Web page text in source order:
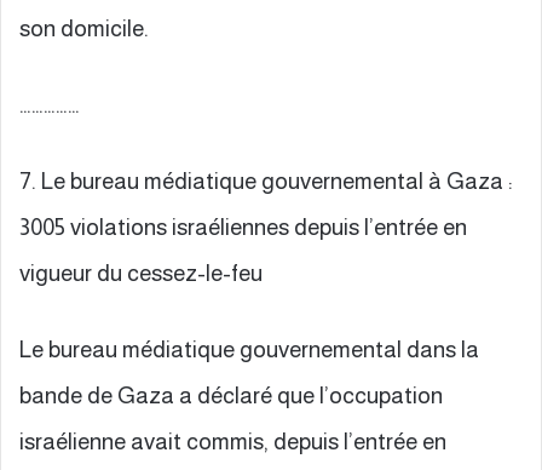
son domicile.
……………
7. Le bureau médiatique gouvernemental à Gaza :
3005 violations israéliennes depuis l’entrée en
vigueur du cessez-le-feu
Le bureau médiatique gouvernemental dans la
bande de Gaza a déclaré que l’occupation
israélienne avait commis, depuis l’entrée en